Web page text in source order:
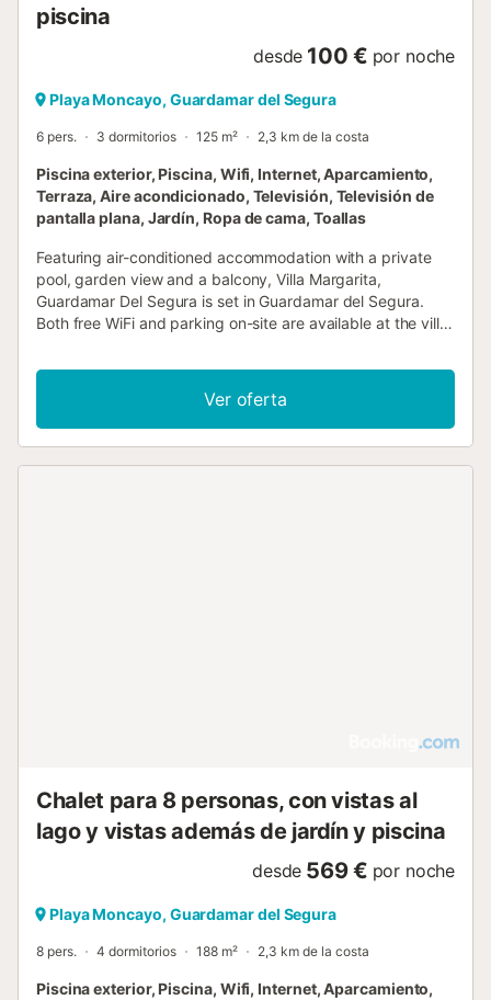
piscina
desde 100 € por noche
Playa Moncayo, Guardamar del Segura
6 pers. 3 dormitorios 125 m² 2,3 km de la costa
Piscina exterior, Piscina, Wifi, Internet, Aparcamiento,
Terraza, Aire acondicionado, Televisión, Televisión de
pantalla plana, Jardín, Ropa de cama, Toallas
Featuring air-conditioned accommodation with a private
pool, garden view and a balcony, Villa Margarita,
Guardamar Del Segura is set in Guardamar del Segura.
Both free WiFi and parking on-site are available at the villa
Ver oferta
Chalet para 8 personas, con vistas al
lago y vistas además de jardín y piscina
desde 569 € por noche
Playa Moncayo, Guardamar del Segura
8 pers. 4 dormitorios 188 m² 2,3 km de la costa
Piscina exterior, Piscina, Wifi, Internet, Aparcamiento,